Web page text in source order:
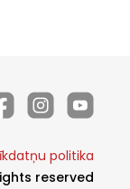
politika
reserved